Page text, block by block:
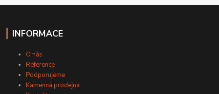
INFORMACE
O nás
Reference
Podporujeme
Kamenná prodejna